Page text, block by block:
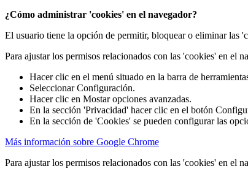
¿Cómo administrar 'cookies' en el navegador?
El usuario tiene la opción de permitir, bloquear o eliminar las
Para ajustar los permisos relacionados con las 'cookies' en el
Hacer clic en el menú situado en la barra de
Seleccionar Configuración.
Hacer clic en Mostar opciones avanzadas.
En la sección 'Privacidad' hacer clic en el botón
En la sección de 'Cookies' se pueden configurar las
Más información sobre Google Chrome
Para ajustar los permisos relacionados con las 'cookies' en el